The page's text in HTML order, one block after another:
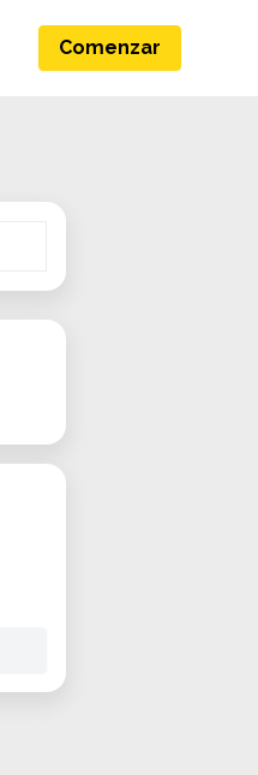
Comenzar